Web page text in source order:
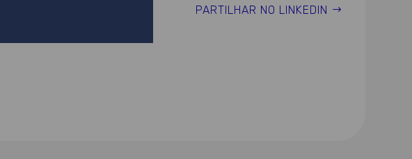
PARTILHAR NO LINKEDIN